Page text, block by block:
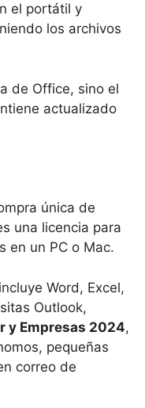
el portátil y
los archivos
de Office, sino el
actualizado
única de
una licencia para
en un PC o Mac.
incluye Word, Excel,
Outlook,
y Empresas 2024,
pequeñas
correo de